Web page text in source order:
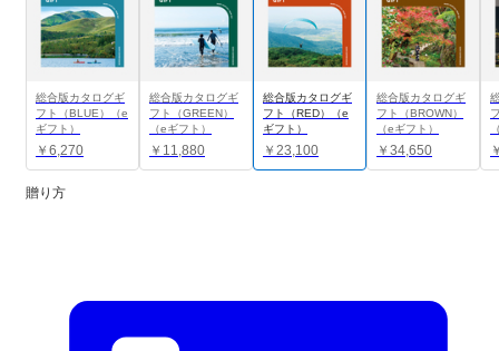
総合版カタログギ
フト（BLUE）（e
ギフト）
￥6,270
総合版カタログギ
フト（GREEN）
（eギフト）
￥11,880
総合版カタログギ
フト（RED）（e
ギフト）
￥23,100
総合版カタログギ
フト（BROWN）
（eギフト）
￥34,650
贈り方